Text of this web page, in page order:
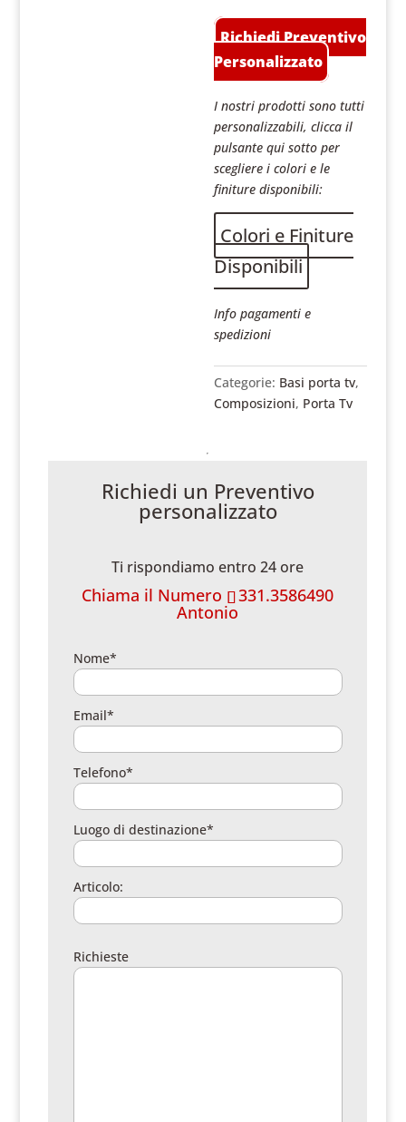
Richiedi Preventivo
Personalizzato
I nostri prodotti sono tutti
personalizzabili, clicca il
pulsante qui sotto per
scegliere i colori e le
finiture disponibili:
Colori e Finiture
Disponibili
Info pagamenti e
spedizioni
Categorie: Basi porta tv,
Composizioni, Porta Tv
Richiedi un Preventivo
personalizzato
Ti rispondiamo entro 24 ore
Chiama il Numero 331.3586490
Antonio
Nome*
Email*
Telefono*
Luogo di destinazione*
Articolo:
Richieste